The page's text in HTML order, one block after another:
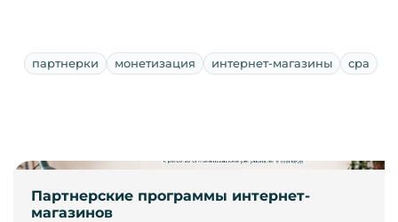
партнерки монетизация интернет-магазины cpa
Партнерские программы интернет-
магазинов